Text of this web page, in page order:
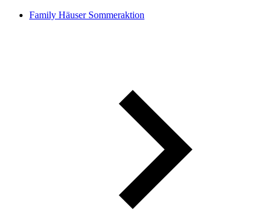
Family Häuser Sommeraktion